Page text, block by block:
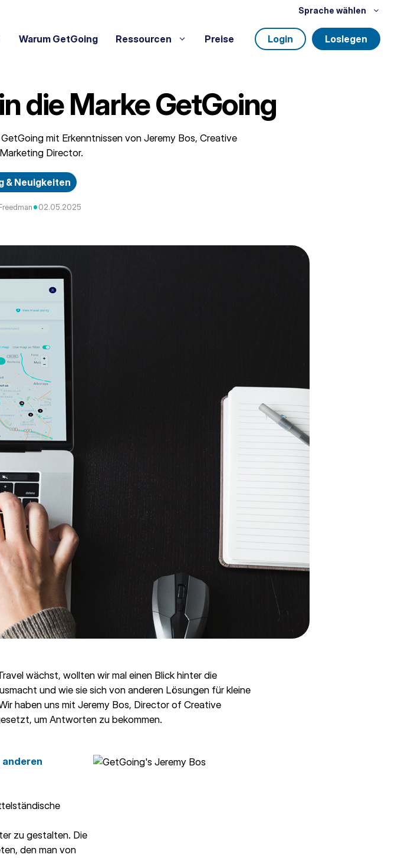
Sprache wählen
Warum GetGoing Ressourcen Preise Login Loslegen
die Marke GetGoing
mit Erkenntnissen von Jeremy Bos, Creative
Director.
& Neuigkeiten
•02.05.2025
wächst, wollten wir mal einen Blick hinter die
und wie sie sich von anderen Lösungen für kleine
haben uns mit Jeremy Bos, Director of Creative
um Antworten zu bekommen.
zu gestalten. Die
den man von